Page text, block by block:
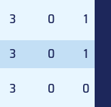
3 0
1
3 0
1
3 0 0